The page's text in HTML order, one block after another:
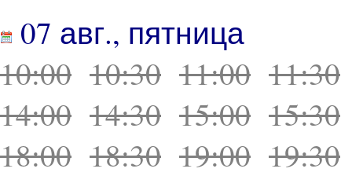
07 авг., пятница
10:00 10:30 11:00 11:30
14:00 14:30 15:00 15:30
18:00 18:30 19:00 19:30